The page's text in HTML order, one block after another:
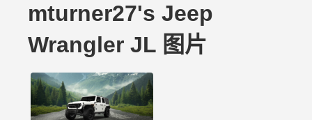
mturner27's Jeep
Wrangler JL 图片